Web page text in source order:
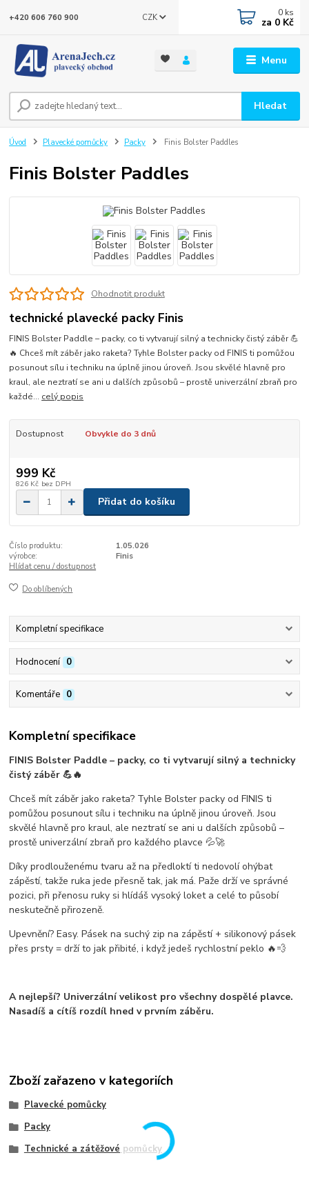
Menu
CZK
Hledat
+420 606 760 900 0 ks
za 0 Kč
Úvod Plavecké pomůcky Packy Finis Bolster Paddles
Finis Bolster Paddles
Ohodnotit produkt
technické plavecké packy Finis
FINIS Bolster Paddle – packy, co ti vytvarují silný a technicky čistý záběr 💪
🔥 Chceš mít záběr jako raketa? Tyhle Bolster packy od FINIS ti pomůžou
posunout sílu i techniku na úplně jinou úroveň. Jsou skvělé hlavně pro
kraul, ale neztratí se ani u dalších způsobů – prostě univerzální zbraň pro
každé... celý popis
Dostupnost Obvykle do 3 dnů
999 Kč
826 Kč bez DPH
Přidat do košíku
Číslo produktu:
1.05.026
výrobce:
Finis
Hlídat cenu / dostupnost
Do oblíbených
Kompletní specifikace
Hodnocení 0
Komentáře 0
Kompletní specifikace
FINIS Bolster Paddle – packy, co ti vytvarují silný a technicky
čistý záběr 💪🔥
Chceš mít záběr jako raketa? Tyhle Bolster packy odFINIS ti
pomůžou posunout sílu i techniku na úplně jinou úroveň. Jsou
skvělé hlavně prokraul, ale neztratí se ani u dalších způsobů –
prostě univerzální zbraň pro každého plavce 💦🚀
Díkyprodlouženému tvaru až na předloktíti nedovolí ohýbat
zápěstí, takže ruka jede přesně tak, jak má. Paže drží ve správné
pozici, při přenosu ruky si hlídášvysoký loketa celé to působí
neskutečně přirozeně.
Upevnění? Easy.Pásek na suchý zip na zápěstí + silikonový pásek
přes prsty = drží to jak přibité, i když jedeš rychlostní peklo 🔥💨
A nejlepší? Univerzální velikost pro všechny dospělé plavce.
Nasadíš a cítíš rozdíl hned v prvním záběru.
Zboží zařazeno v kategoriích
Plavecké pomůcky
Packy
Technické a zátěžové pomůcky